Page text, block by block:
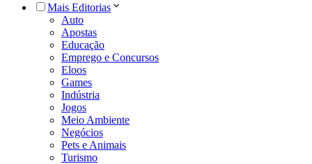
Mais Editorias
Auto
Apostas
Educação
Emprego e Concursos
Eloos
Games
Indústria
Jogos
Meio Ambiente
Negócios
Pets e Animais
Turismo